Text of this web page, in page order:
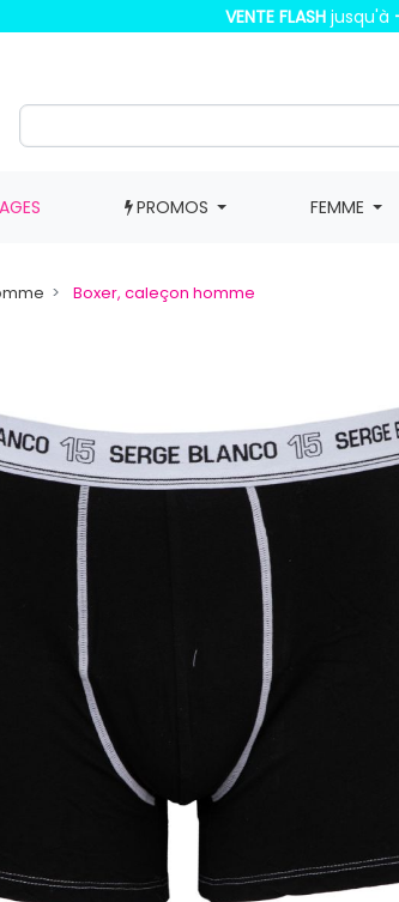
VENTE FLASH jusqu'à
PROMOS FEMME
Boxer, caleçon homme